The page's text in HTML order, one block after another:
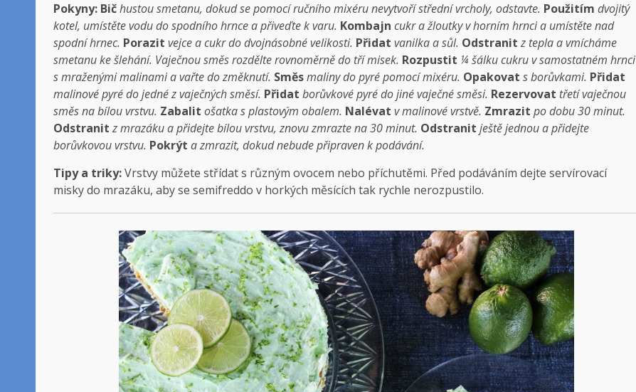
Pokyny: Bičhustou smetanu, dokud se pomocí ručního mixéru nevytvoří střední vrcholy, odstavte. Použitím dvojitý
kotel, umístěte vodu do spodního hrnce a přiveďte k varu. Kombajn cukr a žloutky v horním hrnci a umístěte nad
spodní hrnec. Porazit vejce a cukr do dvojnásobné velikosti. Přidat vanilka a sůl. Odstranitz tepla a vmícháme
smetanu ke šlehání. Vaječnou směs rozdělte rovnoměrně do tří misek. Rozpustit ¼ šálku cukru v samostatném hrnci
s mraženými malinami a vařte do změknutí. Směsmaliny do pyré pomocí mixéru. Opakovat s borůvkami. Přidat
malinové pyré do jedné z vaječných směsí. Přidat borůvkové pyré do jiné vaječné směsi. Rezervovat třetí vaječnou
směs na bílou vrstvu. Zabalit ošatka s plastovým obalem. Nalévat v malinové vrstvě. Zmrazit po dobu 30 minut.
Odstranitz mrazáku a přidejte bílou vrstvu, znovu zmrazte na 30 minut. Odstranit ještě jednou a přidejte
borůvkovou vrstvu. Pokrýt a zmrazit, dokud nebude připraven k podávání.
Tipy a triky:Vrstvy můžete střídat s různým ovocem nebo příchutěmi. Před podáváním dejte servírovací
misky do mrazáku, aby se semifreddo v horkých měsících tak rychle nerozpustilo.